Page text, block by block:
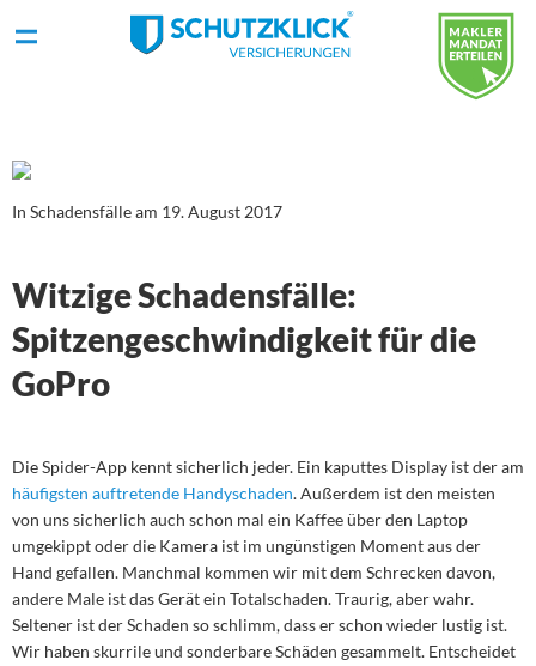
In Schadensfälle am 19. August 2017
Witzige Schadensfälle:
Spitzengeschwindigkeit für die
GoPro
Die Spider-App kennt sicherlich jeder. Ein kaputtes Display ist der am
häufigsten auftretende Handyschaden. Außerdem ist den meisten
von uns sicherlich auch schon mal ein Kaffee über den Laptop
umgekippt oder die Kamera ist im ungünstigen Moment aus der
Hand gefallen. Manchmal kommen wir mit dem Schrecken davon,
andere Male ist das Gerät ein Totalschaden. Traurig, aber wahr.
Seltener ist der Schaden so schlimm, dass er schon wieder lustig ist.
Wir haben skurrile und sonderbare Schäden gesammelt. Entscheidet